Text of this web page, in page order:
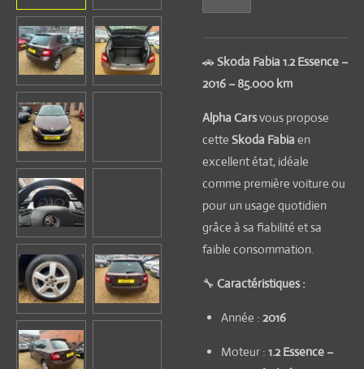
🚗 Skoda Fabia 1.2 Essence –
2016 – 85.000 km
Alpha Carsvous propose
cette Skoda Fabia en
excellent état, idéale
comme première voiture ou
pour un usage quotidien
grâce à sa fiabilité et sa
faible consommation.
🔧 Caractéristiques :
Année : 2016
Moteur : 1.2 Essence –